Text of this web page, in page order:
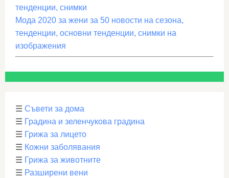
тенденции, снимки
Мода 2020 за жени за 50 новости на сезона,
тенденции, основни тенденции, снимки на
изображения
☰ Съвети за дома
☰ Градина и зеленчукова градина
☰ Грижа за лицето
☰ Кожни заболявания
☰ Грижа за животните
☰ Разширени вени